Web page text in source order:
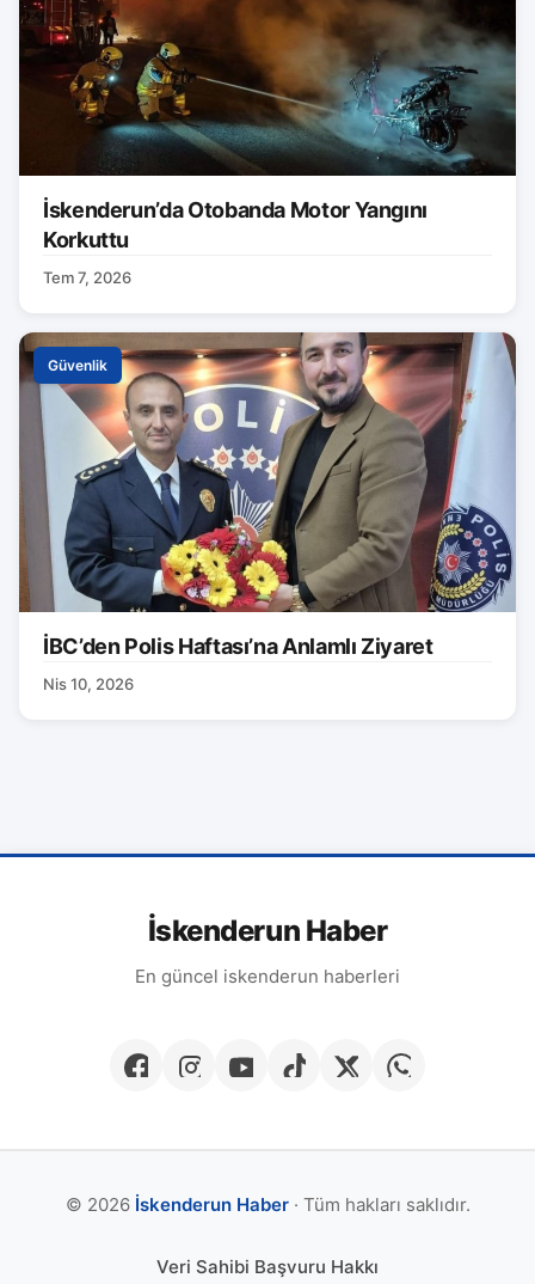
İskenderun’da Otobanda Motor Yangını
Korkuttu
Tem 7, 2026
Güvenlik
İBC’den Polis Haftası’na Anlamlı Ziyaret
Nis 10, 2026
İskenderun Haber
En güncel iskenderun haberleri
© 2026 İskenderun Haber· Tüm hakları saklıdır.
Veri Sahibi Başvuru Hakkı